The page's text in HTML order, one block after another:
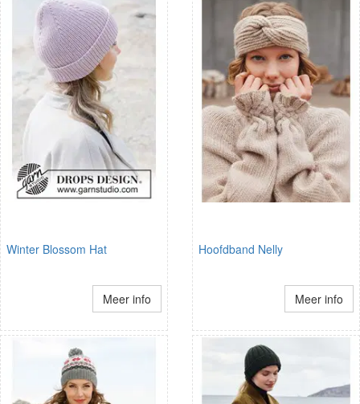
Winter Blossom Hat
Meer info
Hoofdband Nelly
Meer info